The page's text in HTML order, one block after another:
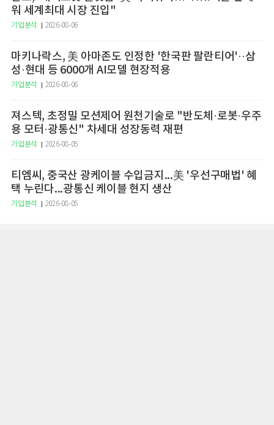
워 세계최대 시장 진입"
기업분석 2026-08-06
마키나락스, 美 아마존도 인정한 '한국판 팔란티어'··삼
성·현대 등 6000개 AI모델 현장적용
기업분석 2026-08-06
져스텍, 초정밀 모션제어 원천기술로 "반도체·로봇·우주
용 모터·광통신" 차세대 성장동력 재편
기업분석 2026-08-05
티엠씨, 중국산 광케이블 수입금지...美 '우선구매법' 혜
택 누린다...광통신 케이블 현지 생산
기업분석 2026-08-05